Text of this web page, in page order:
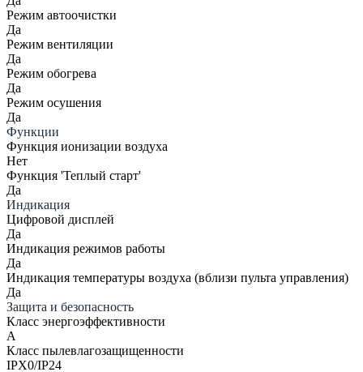
Режим автоочистки
Да
Режим вентиляции
Да
Режим обогрева
Да
Режим осушения
Да
Функции
Функция ионизации воздуха
Нет
Функция 'Теплый старт'
Да
Индикация
Цифровой дисплей
Да
Индикация режимов работы
Да
Индикация температуры воздуха (вблизи пульта управления)
Да
Защита и безопасность
Класс энергоэффективности
A
Класс пылевлагозащищенности
IPX0/IP24